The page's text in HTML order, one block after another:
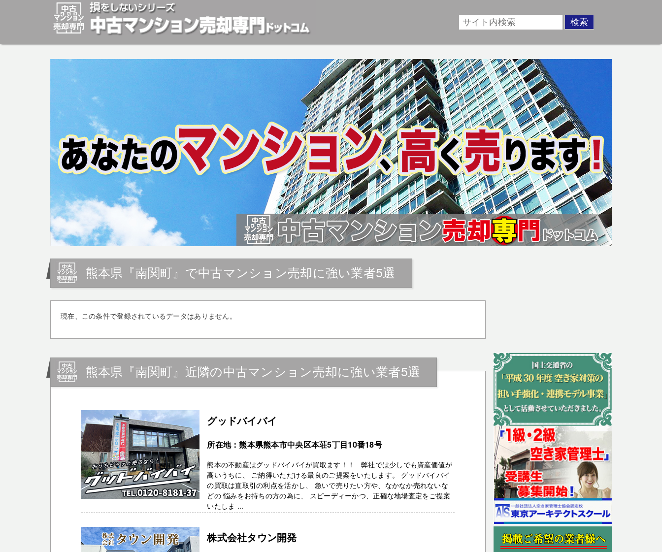
マンションの「売却」は「個人」の方々が、「買取」は不動産や開発等の「業者」が物件を買います。一般的に「売却」は時間はかかるが相場に準じた売却金額、「買取」は短期ではあるが相場より
安めの売却金額と言われています。マンションの売却をご検討中の方はお気軽にご相談ください。マンション、アパート、相続不動産など不動産売却のお悩みを全国の専門家が解決致します！
熊本県『南関町』で中古マンション売却に強い業者5選
現在、この条件で登録されているデータはありません。
熊本県『南関町』近隣の中古マンション売却に強い業者5選
グッドバイバイ
所在地：熊本県熊本市中央区本荘5丁目10番18号
熊本の不動産はグッドバイバイが買取ます！！ 弊社では少しでも資産価値が
高いうちに、 ご納得いただける最良のご提案をいたします。 グッドバイバイ
の買取は直取引の利点を活かし、 急いで売りたい方や、なかなか売れないな
どの 悩みをお持ちの方の為に、 スピーディーかつ、正確な地場査定をご提案
いたしま ...
株式会社タウン開発